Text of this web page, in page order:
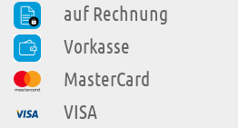
auf Rechnung
Vorkasse
MasterCard
VISA